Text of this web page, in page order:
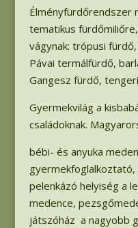
Élményfürdőrendszer
tematikus
vágynak: trópusi
Pávai termálfürdő,
Gangesz fürdő,
Gyermekvilág a
családoknak.
bébi- és anyuka
pelenkázó helyiség a
medence,
játszóház a nagyobb